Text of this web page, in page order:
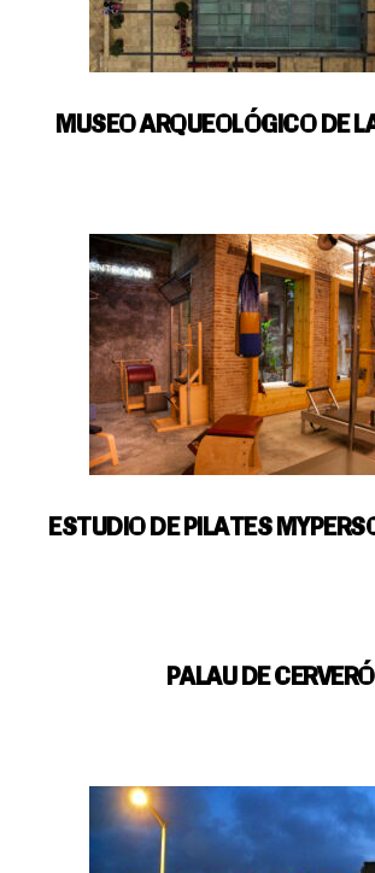
MUSEO ARQUEOLÓGICO DE
ESTUDIO DE PILATES
PALAU DE CERVERÓ